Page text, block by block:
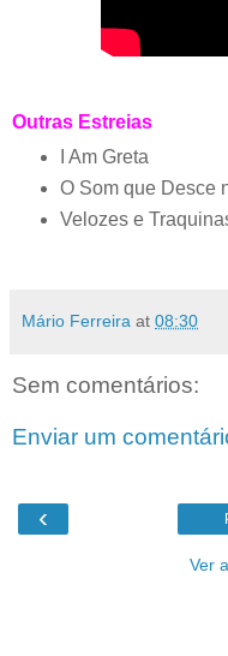
Outras Estreias
I Am Greta
O Som que Desce
Velozes e
Mário Ferreira at 08:30
Sem comentários:
Enviar um
‹
Ver